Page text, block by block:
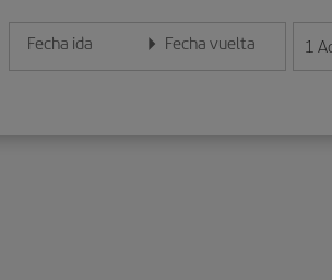
Fecha ida
Introduce la fecha en formato día/mes/año
Fecha vuelta
Introduce la fecha en 1